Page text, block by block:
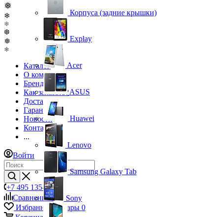
❅
❄
❄
❆
❅
❄
Каталог
О компании
Бренды
Как заказать?
Доставка
Гарантия
Новости
Контакты
...
Войти
+7 495 135-39-43
Сравнение0
Избранные товары 0
Корпуса (задние крышки)
Explay
Acer
ASUS
Huawei
Lenovo
Samsung Galaxy Tab
Sony